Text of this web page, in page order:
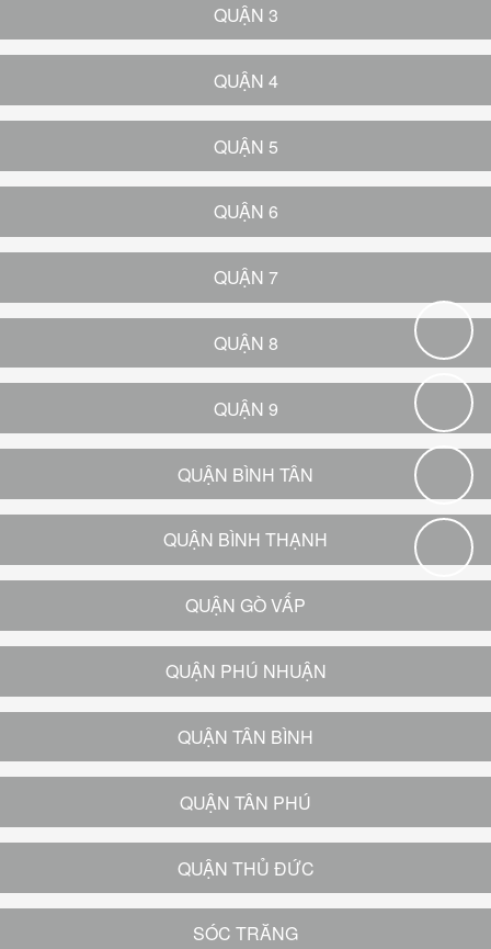
QUẬN 3
QUẬN 4
QUẬN 5
QUẬN 6
QUẬN 7
QUẬN 8
QUẬN 9
QUẬN BÌNH TÂN
QUẬN BÌNH THẠNH
QUẬN GÒ VẤP
QUẬN PHÚ NHUẬN
QUẬN TÂN BÌNH
QUẬN TÂN PHÚ
QUẬN THỦ ĐỨC
SÓC TRĂNG